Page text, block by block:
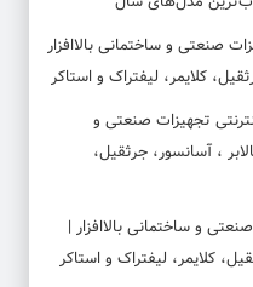
صنعتی و ساختمانی بالاافزار
کلایمر، لیفتراک و استاکر
تجهیزات صنعتی و
، آسانسور، جرثقیل،
و ساختمانی بالاافزار |
کلایمر، لیفتراک و استاکر